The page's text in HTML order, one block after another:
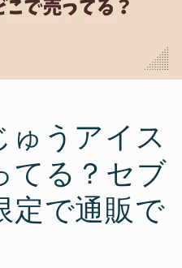
ゅうアイス
てる？セブ
定で通販で